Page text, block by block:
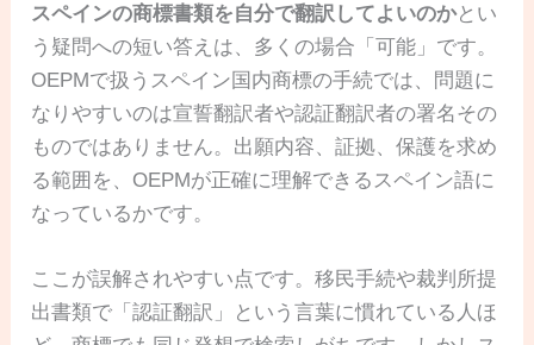
スペインの商標書類を自分で翻訳してよいのかとい
う疑問への短い答えは、多くの場合「可能」です。
OEPMで扱うスペイン国内商標の手続では、問題に
なりやすいのは宣誓翻訳者や認証翻訳者の署名その
ものではありません。出願内容、証拠、保護を求め
る範囲を、OEPMが正確に理解できるスペイン語に
なっているかです。
ここが誤解されやすい点です。移民手続や裁判所提
出書類で「認証翻訳」という言葉に慣れている人ほ